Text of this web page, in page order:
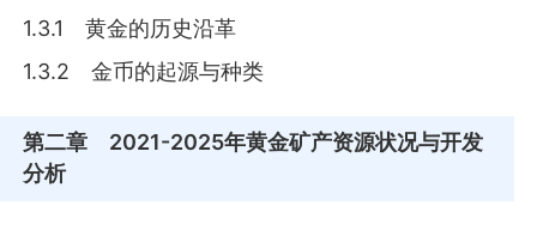
1.3.1 黄金的历史沿革
1.3.2 金币的起源与种类
第二章 2021-2025年黄金矿产资源状况与开发
分析